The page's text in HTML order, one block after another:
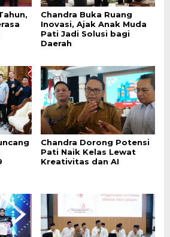
Chandra Buka Ruang
Inovasi, Ajak Anak Muda
Pati Jadi Solusi bagi
Daerah
Chandra Dorong Potensi
Pati Naik Kelas Lewat
Kreativitas dan AI